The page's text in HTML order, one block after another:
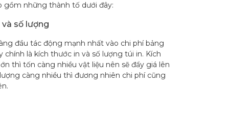
gồm những thành tố dưới đây:
số lượng
đầu tác động mạnh nhất vào chi phí bảng
chính là kích thước in và số lượng túi in. Kích
thì tốn càng nhiều vật liệu nên sẽ đẩy giá lên
càng nhiều thì đương nhiên chi phí cũng